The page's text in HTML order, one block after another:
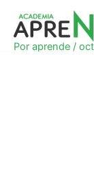
contenido
Por aprende /